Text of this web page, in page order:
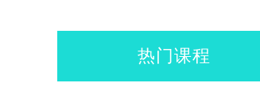
热门课程